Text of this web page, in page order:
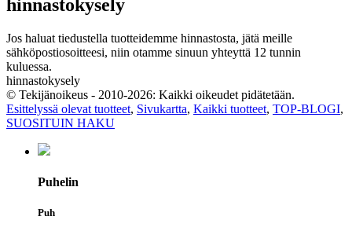
hinnastokysely
Jos haluat tiedustella tuotteidemme hinnastosta, jätä meille
sähköpostiosoitteesi, niin otamme sinuun yhteyttä 12 tunnin
kuluessa.
hinnastokysely
© Tekijänoikeus - 2010-2026: Kaikki oikeudet pidätetään.
Esittelyssä olevat tuotteet, Sivukartta, Kaikki tuotteet, TOP-BLOGI,
SUOSITUIN HAKU
Puhelin
Puh